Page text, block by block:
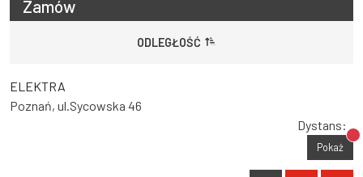
Zamów
ODLEGŁOŚĆ
ELEKTRA
Poznań, ul.Sycowska 46
Dystans:
Pokaż